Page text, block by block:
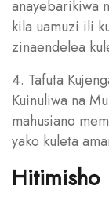
anayebarikiwa
kila uamuzi ili
zinaendelea
4. Tafuta
Kuinuliwa na
mahusiano
yako kuleta
Hitimisho